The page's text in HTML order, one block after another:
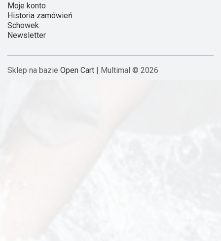
Moje konto
Historia zamówień
Schowek
Newsletter
Sklep na bazie Open Cart | Multimal © 2026